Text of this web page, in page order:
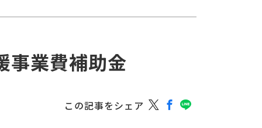
事業費補助金
この記事をシェア